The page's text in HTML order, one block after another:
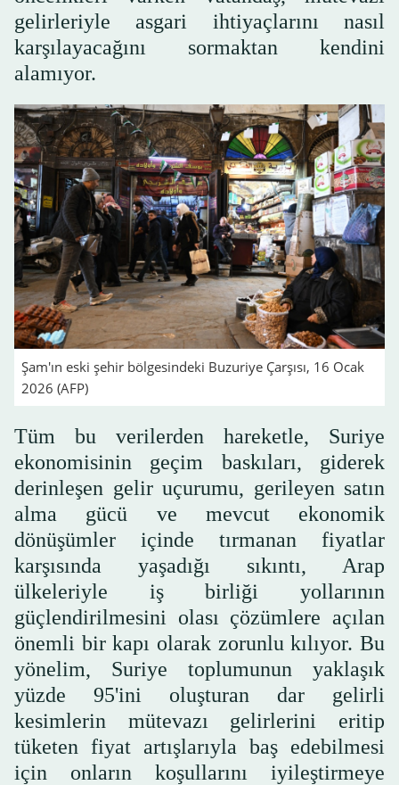
gelirleriyle asgari ihtiyaçlarını nasıl
karşılayacağını sormaktan kendini
alamıyor.
Şam'ın eski şehir bölgesindeki Buzuriye Çarşısı, 16 Ocak
2026 (AFP)
Tüm bu verilerden hareketle, Suriye
ekonomisinin geçim baskıları, giderek
derinleşen gelir uçurumu, gerileyen satın
alma gücü ve mevcut ekonomik
dönüşümler içinde tırmanan fiyatlar
karşısında yaşadığı sıkıntı, Arap
ülkeleriyle iş birliği yollarının
güçlendirilmesini olası çözümlere açılan
önemli bir kapı olarak zorunlu kılıyor. Bu
yönelim, Suriye toplumunun yaklaşık
yüzde 95'ini oluşturan dar gelirli
kesimlerin mütevazı gelirlerini eritip
tüketen fiyat artışlarıyla baş edebilmesi
için onların koşullarını iyileştirmeye